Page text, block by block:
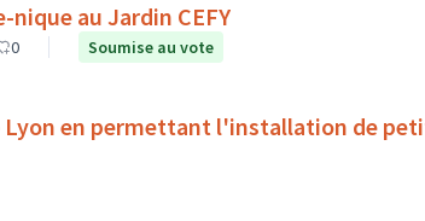
nique au Jardin CEFY
0 Soumise au vote
Lyon en permettant l'installation de